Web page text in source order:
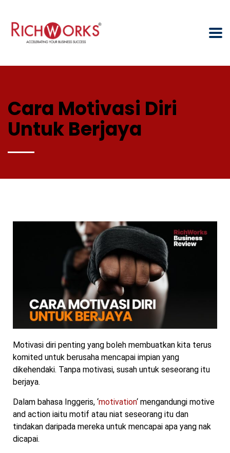
Cara Motivasi Diri
Untuk Berjaya
Motivasi diri penting yang boleh membuatkan kita terus
komited untuk berusaha mencapai impian yang
dikehendaki. Tanpa motivasi, susah untuk seseorang itu
berjaya.
Dalam bahasa Inggeris, ‘motivation‘ mengandungi motive
and action iaitu motif atau niat seseorang itu dan
tindakan daripada mereka untuk mencapai apa yang nak
dicapai.